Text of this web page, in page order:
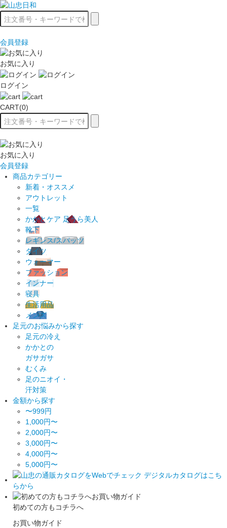
会員登録
お気に入り
ログイン
CART(0)
お気に入り
会員登録
商品カテゴリー
新着・オススメ
アウトレット
一覧
かかとケア 足うら美人
靴下
レギンス/スパッツ
タイツ
ウォーマー
ファッション
インナー
寝具
生活用品
メンズ
足元のお悩みから探す
足元の冷え
かかとの
ガサガサ
むくみ
足のニオイ・
汗対策
金額から探す
〜999円
1,000円〜
2,000円〜
3,000円〜
4,000円〜
5,000円〜
初めての方もコチラへ
お買い物ガイド